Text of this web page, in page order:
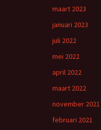
maart 2023
januari 2023
juli 2022
mei 2022
april 2022
maart 2022
november 2021
februari 2021